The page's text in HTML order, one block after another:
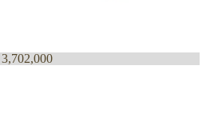
3,702,000